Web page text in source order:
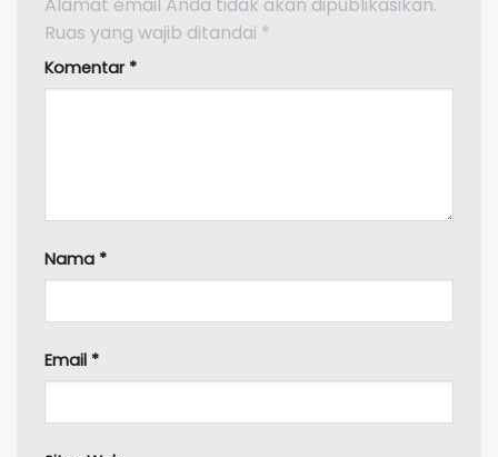
Ruas yang wajib ditandai *
Komentar *
Nama *
Email *